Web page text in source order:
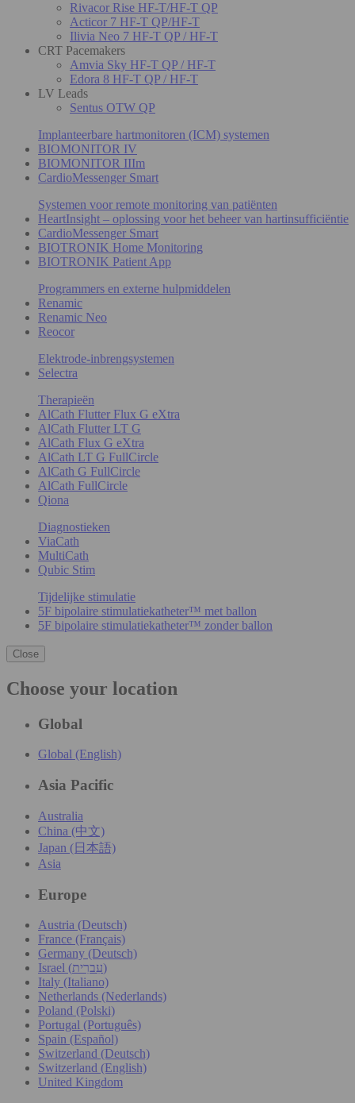
Rivacor Rise HF-T/HF-T QP
Acticor 7 HF-T QP/HF-T
Ilivia Neo 7 HF-T QP / HF-T
CRT Pacemakers
Amvia Sky HF-T QP / HF-T
Edora 8 HF-T QP / HF-T
LV Leads
Sentus OTW QP
Implanteerbare hartmonitoren (ICM) systemen
BIOMONITOR IV
BIOMONITOR IIIm
CardioMessenger Smart
Systemen voor remote monitoring van patiënten
HeartInsight – oplossing voor het beheer van hartinsufficiëntie
CardioMessenger Smart
BIOTRONIK Home Monitoring
BIOTRONIK Patient App
Programmers en externe hulpmiddelen
Renamic
Renamic Neo
Reocor
Elektrode-inbrengsystemen
Selectra
Therapieën
AlCath Flutter Flux G eXtra
AlCath Flutter LT G
AlCath Flux G eXtra
AlCath LT G FullCircle
AlCath G FullCircle
AlCath FullCircle
Qiona
Diagnostieken
ViaCath
MultiCath
Qubic Stim
Tijdelijke stimulatie
5F bipolaire stimulatiekatheter™ met ballon
5F bipolaire stimulatiekatheter™ zonder ballon
Close
Choose your location
Global
Global (English)
Asia Pacific
Australia
China (中文)
Japan (日本語)
Asia
Europe
Austria (Deutsch)
France (Français)
Germany (Deutsch)
Israel (עִברִית)
Italy (Italiano)
Netherlands (Nederlands)
Poland (Polski)
Portugal (Português)
Spain (Español)
Switzerland (Deutsch)
Switzerland (English)
United Kingdom